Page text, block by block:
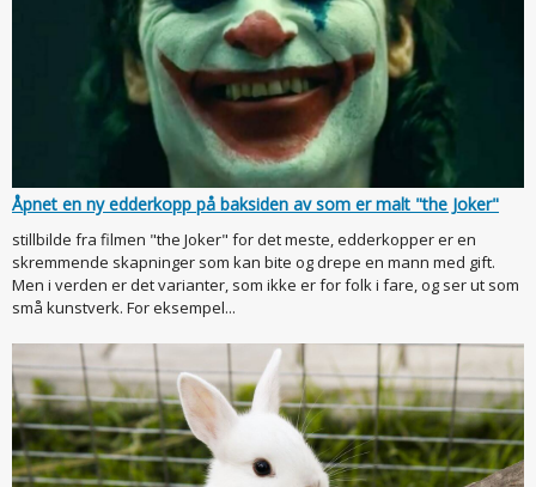
Åpnet en ny edderkopp på baksiden av som er malt "the Joker"
stillbilde fra filmen "the Joker" for det meste, edderkopper er en
skremmende skapninger som kan bite og drepe en mann med gift.
Men i verden er det varianter, som ikke er for folk i fare, og ser ut som
små kunstverk. For eksempel...